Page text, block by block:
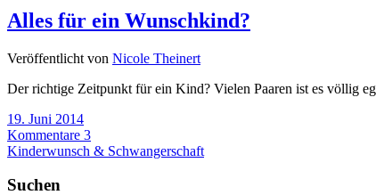
Alles für ein Wunschkind?
Veröffentlicht von Nicole Theinert
Der richtige Zeitpunkt für ein Kind? Vielen Paaren ist es völlig
19. Juni 2014
Kommentare 3
Kinderwunsch & Schwangerschaft
Suchen